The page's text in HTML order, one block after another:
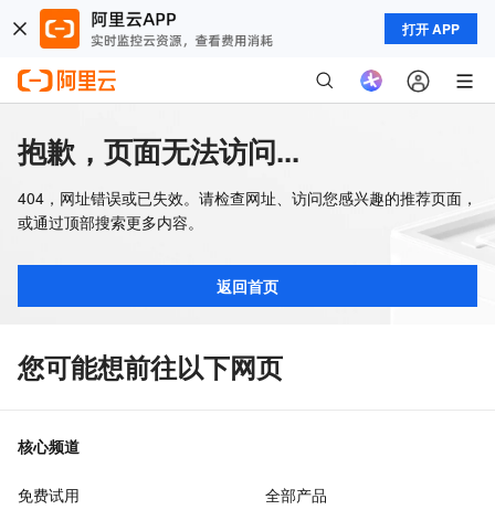
打开 APP
抱歉，页面无法访问...
404，网址错误或已失效。请检查网址、访问您感兴趣的推荐页面，
或通过顶部搜索更多内容。
返回首页
您可能想前往以下网页
核心频道
免费试用 全部产品